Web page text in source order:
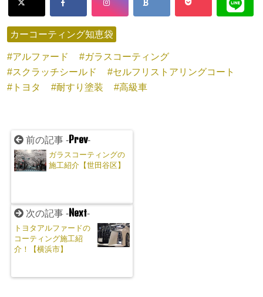
カーコーティング知恵袋
アルファード
ガラスコーティング
スクラッチシールド
セルフリストアリングコート
トヨタ
耐すり塗装 高級車
前の記事 -Prev-
ガラスコーティングの
施工紹介【世田谷区】
次の記事 -Next-
トヨタアルファードの
コーティング施工紹
介！【横浜市】